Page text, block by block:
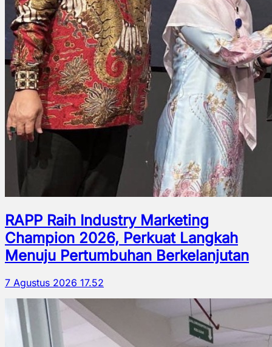
RAPP Raih Industry Marketing
Champion 2026, Perkuat Langkah
Menuju Pertumbuhan Berkelanjutan
7 Agustus 2026 17.52